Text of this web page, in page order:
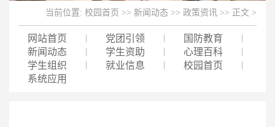
当前位置: 校园首页 >> 新闻动态 >> 政策资讯 >> 正文 >
网站首页 党团引领 国防教育
新闻动态 学生资助 心理百科
学生组织 就业信息 校园首页
系统应用